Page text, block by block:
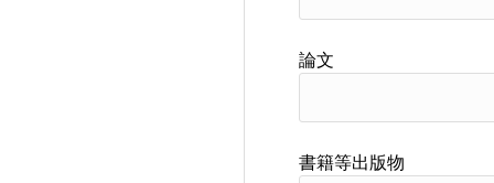
論文
書籍等出版物